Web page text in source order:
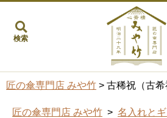
検索
匠の傘専門店 みや竹 > 古稀祝（古希
匠の傘専門店 みや竹 > 名入れと